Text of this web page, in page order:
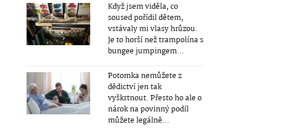
Když jsem viděla, co
soused pořídil dětem,
vstávaly mi vlasy hrůzou.
Je to horší než trampolína s
bungee jumpingem...
Potomka nemůžete z
dědictví jen tak
vyškrtnout. Přesto ho ale o
nárok na povinný podíl
můžete legálně...